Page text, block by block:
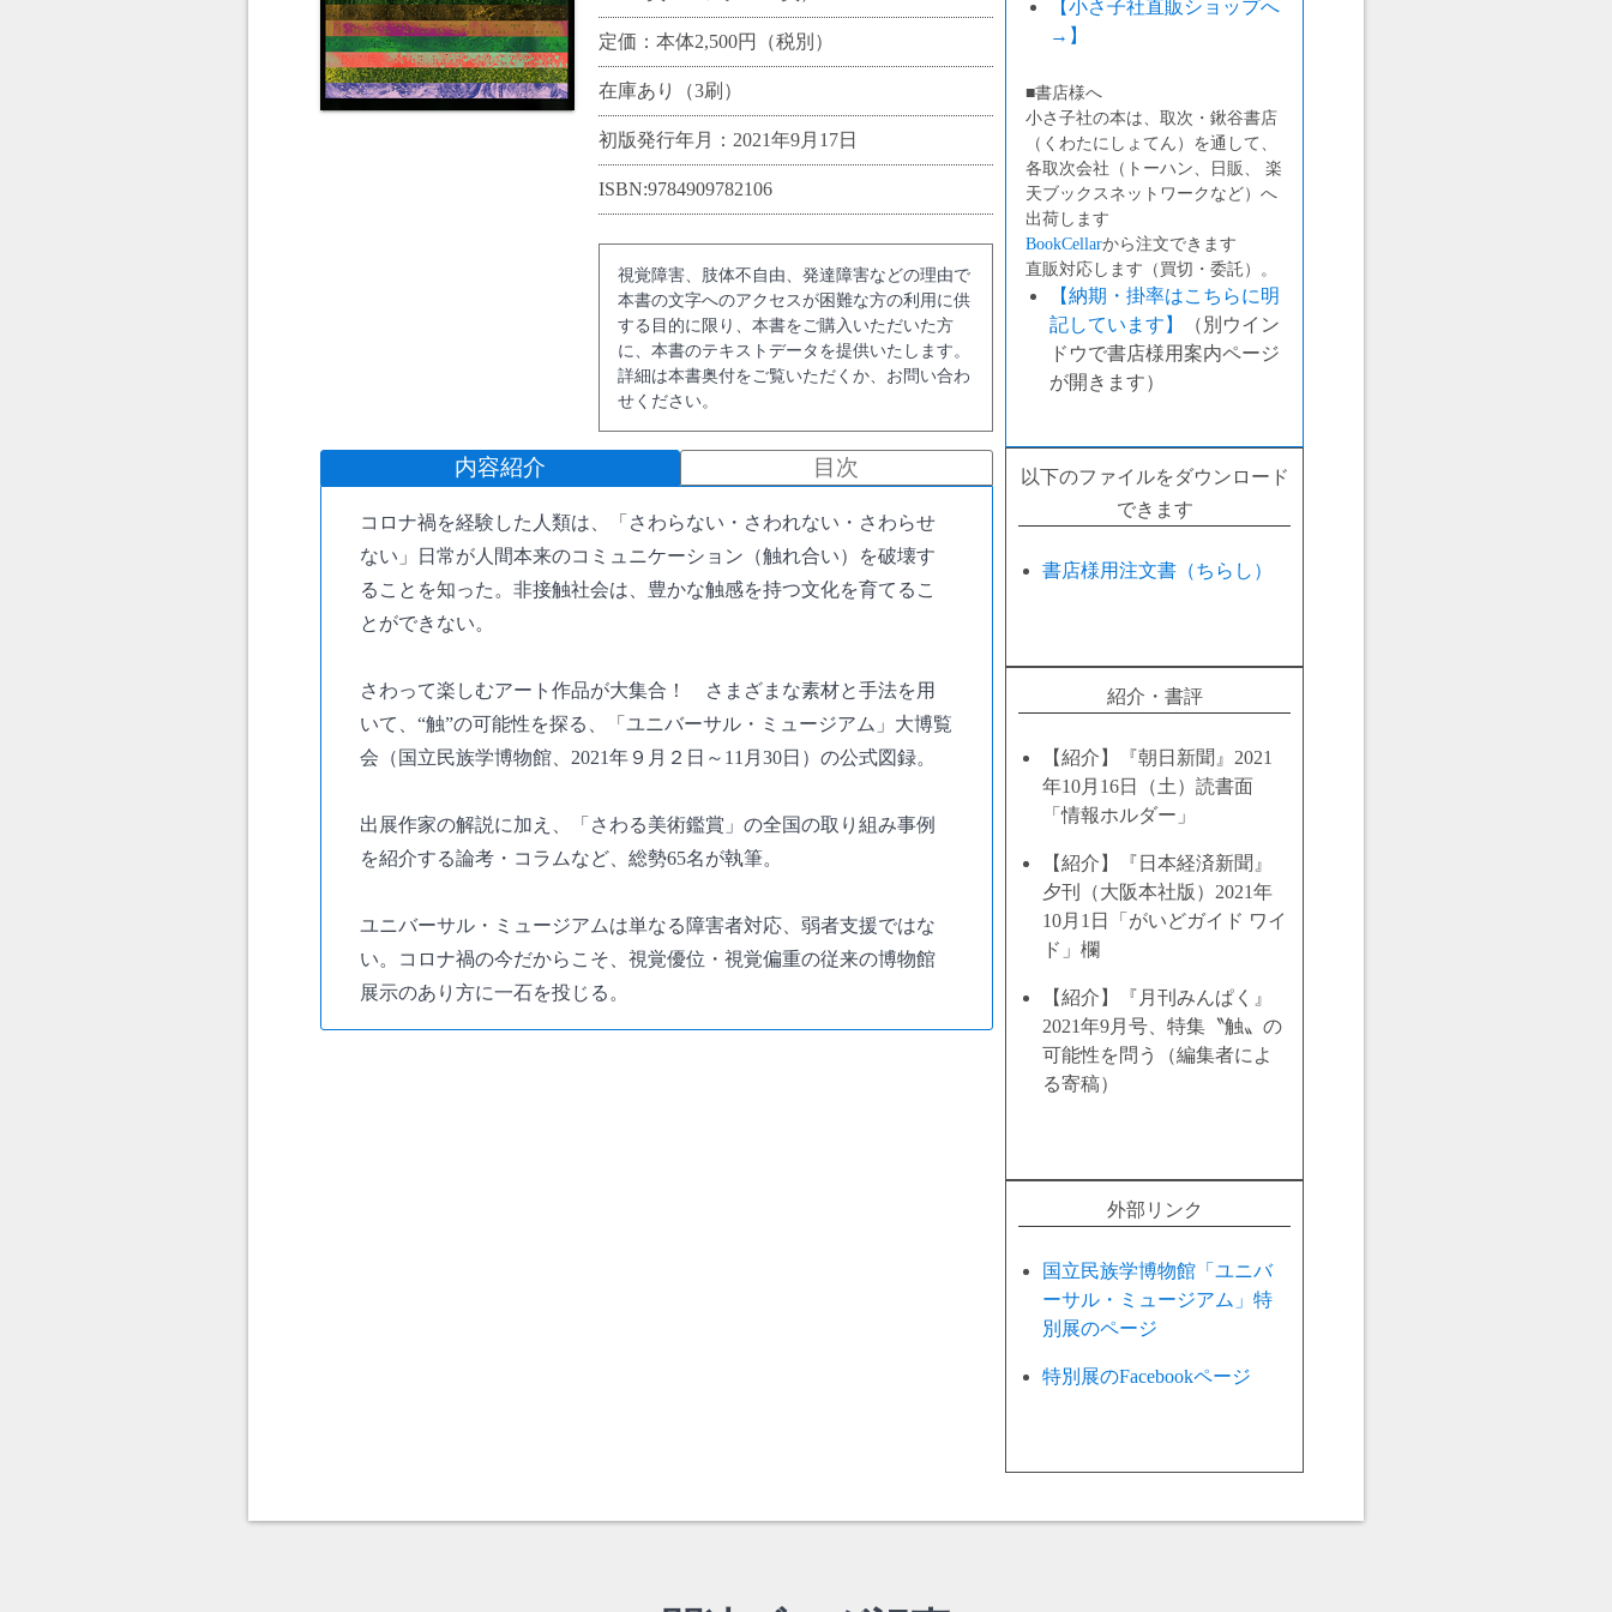
定価：本体2,500円（税別）
在庫あり（3刷）
初版発行年月：2021年9月17日
ISBN:9784909782106
視覚障害、肢体不自由、発達障害などの理由で
本書の文字へのアクセスが困難な方の利用に供
する目的に限り、本書をご購入いただいた方
に、本書のテキストデータを提供いたします。
詳細は本書奥付をご覧いただくか、お問い合わ
せください。
内容紹介 目次
コロナ禍を経験した人類は、「さわらない・さわれない・さわらせ
ない」日常が人間本来のコミュニケーション（触れ合い）を破壊す
ることを知った。非接触社会は、豊かな触感を持つ文化を育てるこ
とができない。
さわって楽しむアート作品が大集合！ さまざまな素材と手法を用
いて、“触”の可能性を探る、「ユニバーサル・ミュージアム」大博覧
会（国立民族学博物館、2021年９月２日～11月30日）の公式図録。
出展作家の解説に加え、「さわる美術鑑賞」の全国の取り組み事例
を紹介する論考・コラムなど、総勢65名が執筆。
ユニバーサル・ミュージアムは単なる障害者対応、弱者支援ではな
い。コロナ禍の今だからこそ、視覚優位・視覚偏重の従来の博物館
展示のあり方に一石を投じる。
【小さ子社直販ショップへ
→】
■書店様へ
小さ子社の本は、取次・鍬谷書店
（くわたにしょてん）を通して、
各取次会社（トーハン、日販、 楽
天ブックスネットワークなど）へ
出荷します
BookCellarから注文できます
直販対応します（買切・委託）。
【納期・掛率はこちらに明
記しています】
（別ウイン
ドウで書店様用案内ページ
が開きます）
以下のファイルをダウンロード
できます
書店様用注文書（ちらし）
紹介・書評
【紹介】『朝日新聞』2021
年10月16日（土）読書面
「情報ホルダー」
【紹介】『日本経済新聞』
夕刊（大阪本社版）2021年
10月1日「がいどガイド ワイ
ド」欄
【紹介】『月刊みんぱく』
2021年9月号、特集〝触〟の
可能性を問う（編集者によ
る寄稿）
外部リンク
国立民族学博物館「ユニバ
ーサル・ミュージアム」特
別展のページ
特別展のFacebookページ